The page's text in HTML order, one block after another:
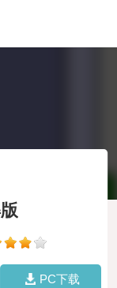
PC下载